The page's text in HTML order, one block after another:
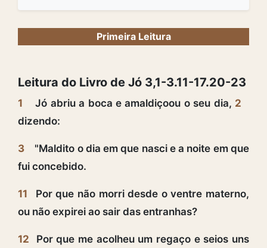
Primeira Leitura
Leitura do Livro de Jó 3,1-3.11-17.20-23
1 Jó abriu a boca e amaldiçoou o seu dia, 2
dizendo:
3
"Maldito o dia em que nasci e a noite em que
fui concebido.
11
Por que não morri desde o ventre materno,
ou não expirei ao sair das entranhas?
12
Por que me acolheu um regaço e seios uns